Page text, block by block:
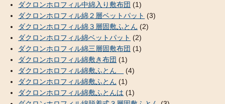
ダクロンホロフィル中綿入り敷布団 (1)
ダクロンホロフィル綿２層ベットパット (3)
ダクロンホロフィル綿３層固敷ふとん (2)
ダクロンホロフィル綿ベットパット (2)
ダクロンホロフィル綿三層固敷布団 (1)
ダクロンホロフィル綿敷き布団 (1)
ダクロンホロフィル綿敷ふとん
(4)
ダクロンホロフィル綿敷ふとん (1)
ダクロンホロフィル綿敷ふとんは (1)